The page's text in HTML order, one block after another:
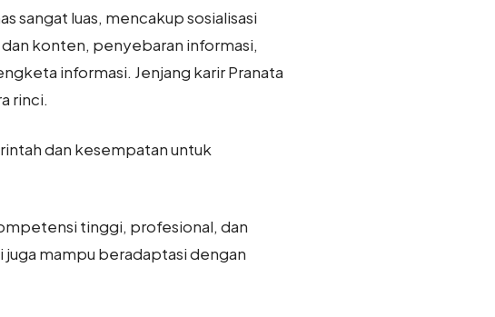
sangat luas, mencakup sosialisasi
konten, penyebaran informasi,
informasi. Jenjang karir Pranata
rinci.
dan kesempatan untuk
tinggi, profesional, dan
juga mampu beradaptasi dengan